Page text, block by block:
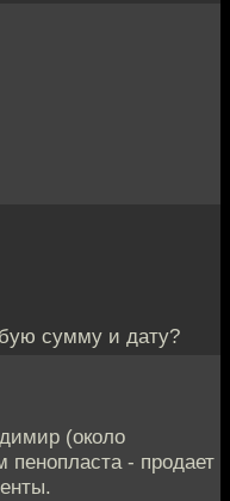
сумму и дату?
(около
пенопласта - продает